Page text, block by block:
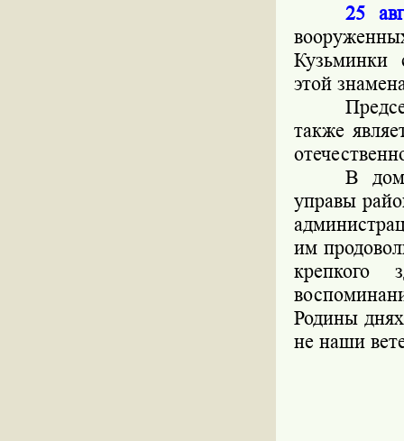
25
Кузьминки
этой
также
В
управы
им
крепкого
Родины
не наши